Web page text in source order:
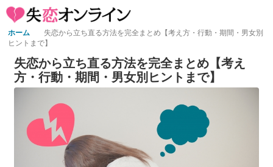
ホーム
失恋から立ち直る方法を完全まとめ【考え方・行動・期間・男女別
ヒントまで】
失恋から立ち直る方法を完全まとめ【考え
方・行動・期間・男女別ヒントまで】